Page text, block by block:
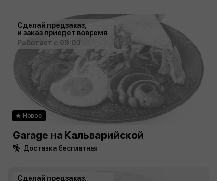
Сделай предзаказ,
и заказ приедет вовремя!
Работает с 09:00
Новое
Garage на Кальварийской
Доставка бесплатная
Сделай предзаказ,